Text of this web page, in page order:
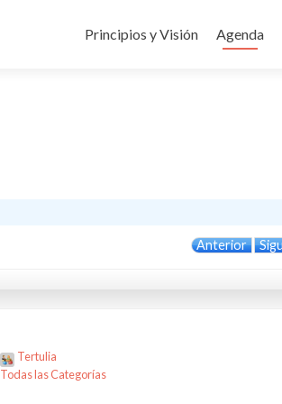
al
Principios y Visión Agenda
Anterior
Tertulia
Todas las Categorías